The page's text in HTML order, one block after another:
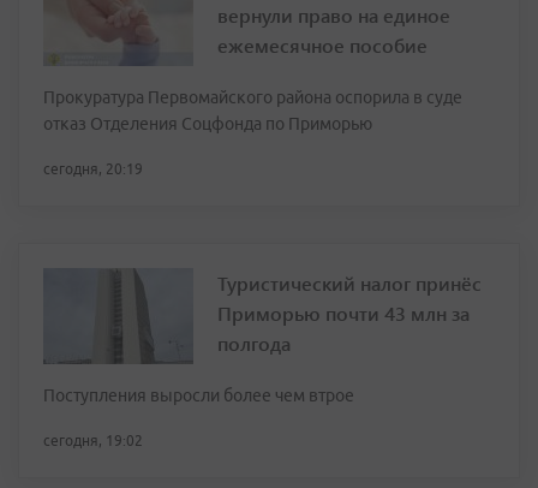
вернули право на единое
ежемесячное пособие
Прокуратура Первомайского района оспорила в суде
отказ Отделения Соцфонда по Приморью
сегодня, 20:19
Туристический налог принёс
Приморью почти 43 млн за
полгода
Поступления выросли более чем втрое
сегодня, 19:02